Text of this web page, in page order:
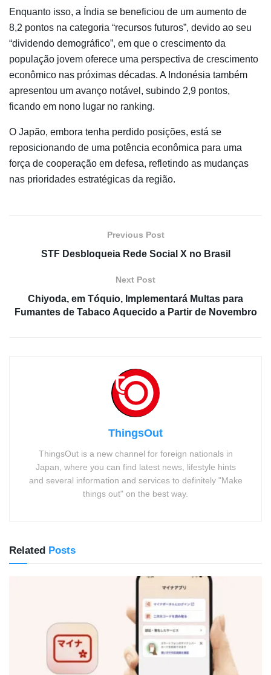
Enquanto isso, a Índia se beneficiou de um aumento de
8,2 pontos na categoria “recursos futuros”, devido ao seu
“dividendo demográfico”, em que o crescimento da
população jovem oferece uma perspectiva de crescimento
econômico nas próximas décadas. A Indonésia também
apresentou um avanço notável, subindo 2,9 pontos,
ficando em nono lugar no ranking.
O Japão, embora tenha perdido posições, está se
reposicionando de uma potência econômica para uma
força de cooperação em defesa, refletindo as mudanças
nas prioridades estratégicas da região.
Previous Post
STF Desbloqueia Rede Social X no Brasil
Next Post
Chiyoda, em Tóquio, Implementará Multas para
Fumantes de Tabaco Aquecido a Partir de Novembro
ThingsOut
ThingsOut is a new channel for foreign nationals in
Japan, where you can find latest news, lifestyle hints
and several information and services to definitely "Make
things out" on the best way.
Related Posts